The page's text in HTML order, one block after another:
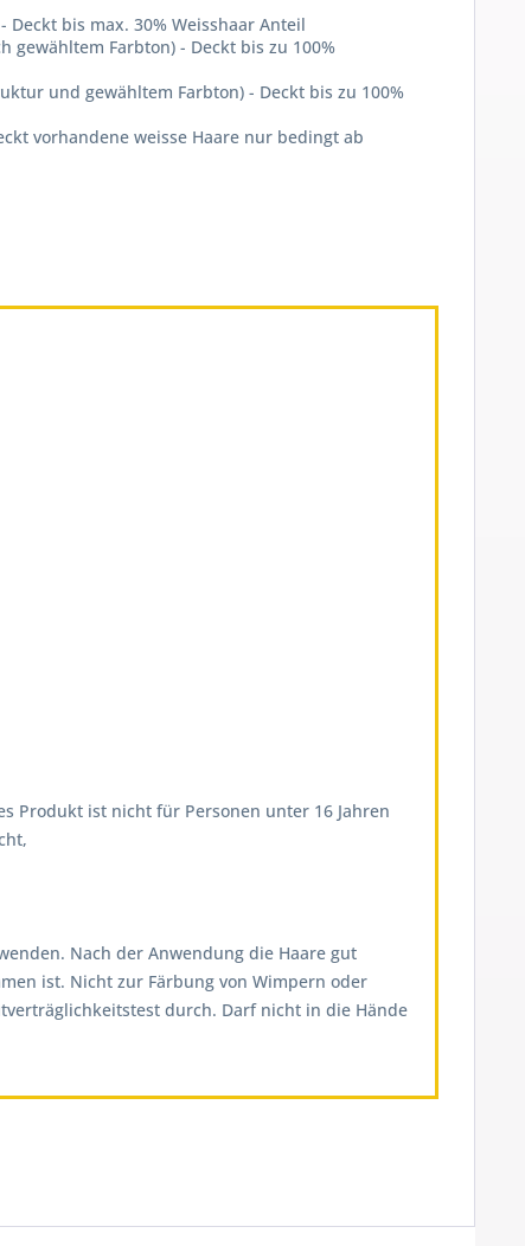
bis max. 30% Weisshaar Anteil
gewähltem Farbton) - Deckt bis zu 100%
und gewähltem Farbton) - Deckt bis zu 100%
vorhandene weisse Haare nur bedingt ab
Produkt ist nicht für Personen unter 16 Jahren
Nach der Anwendung die Haare gut
ist. Nicht zur Färbung von Wimpern oder
durch. Darf nicht in die Hände